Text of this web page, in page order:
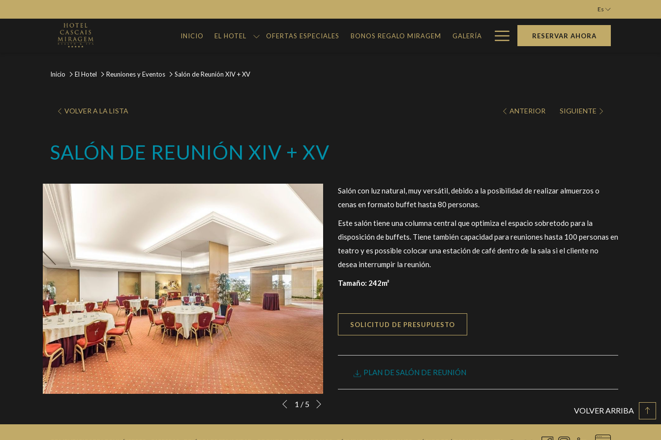
Es
INICIO EL HOTEL OFERTAS ESPECIALES BONOS REGALO MIRAGEM GALERÍA Hamburger
Menu
RESERVAR AHORA
Inicio El Hotel Reuniones y Eventos Salón de Reunión XIV + XV
VOLVER A LA LISTA ANTERIOR SIGUIENTE
SALÓN DE REUNIÓN XIV + XV
Botones
Al
Anterior
1 / 5
Salón con luz natural, muy versátil, debido a la posibilidad de realizar almuerzos o
cenas en formato buffet hasta 80 personas.
Este salón tiene una columna central que optimiza el espacio sobretodo para la
disposición de buffets. Tiene también capacidad para reuniones hasta 100 personas en
teatro y es possible colocar una estación de café dentro de la sala si el cliente no
desea interrumpir la reunión.
Tamaño: 242m²
SOLICITUD DE PRESUPUESTO
PLAN DE SALÓN DE REUNIÓN
VOLVER ARRIBA